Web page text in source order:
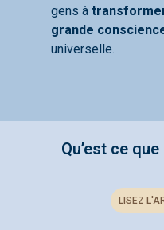
gens à
grande
universelle.
Qu’est ce
LISEZ